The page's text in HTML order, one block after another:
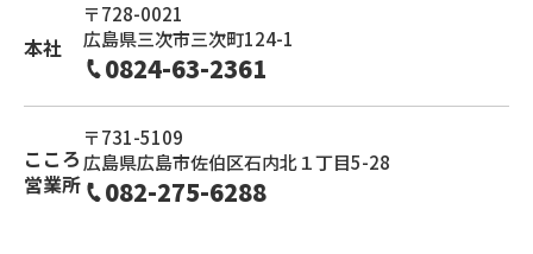
本社
〒728-0021
広島県三次市三次町124-1
0824-63-2361
こころ
営業所
〒731-5109
広島県広島市佐伯区石内北１丁目5-28
082-275-6288